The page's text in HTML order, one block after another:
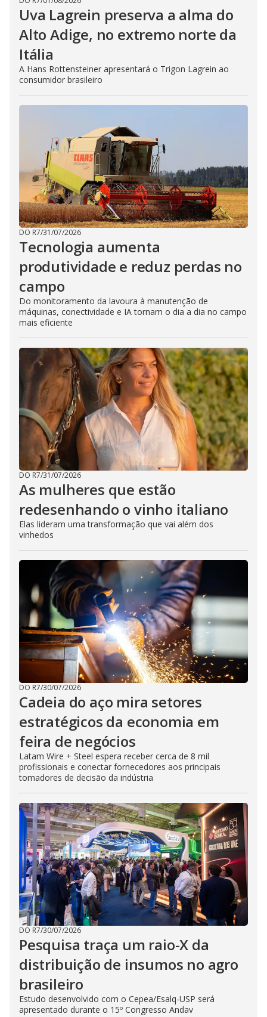
Uva Lagrein preserva a alma do
Alto Adige, no extremo norte da
Itália
A Hans Rottensteiner apresentará o Trigon Lagrein ao
consumidor brasileiro
DO R7/31/07/2026
Tecnologia aumenta
produtividade e reduz perdas no
campo
Do monitoramento da lavoura à manutenção de
máquinas, conectividade e IA tornam o dia a dia no campo
mais eficiente
DO R7/31/07/2026
As mulheres que estão
redesenhando o vinho italiano
Elas lideram uma transformação que vai além dos
vinhedos
DO R7/30/07/2026
Cadeia do aço mira setores
estratégicos da economia em
feira de negócios
Latam Wire + Steel espera receber cerca de 8 mil
profissionais e conectar fornecedores aos principais
tomadores de decisão da indústria
DO R7/30/07/2026
Pesquisa traça um raio-X da
distribuição de insumos no agro
brasileiro
Estudo desenvolvido com o Cepea/Esalq-USP será
apresentado durante o 15º Congresso Andav